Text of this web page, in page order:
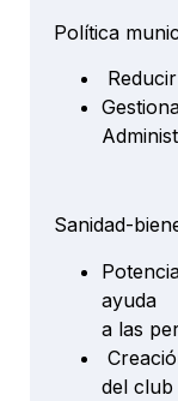
Política
Sanidad-
ayuda
a las
del club